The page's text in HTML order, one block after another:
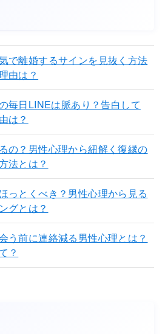
で離婚するサインを見抜く方法
由は？
毎日LINEは脈あり？告白して
は？
の？男性心理から紐解く復縁の
法とは？
っとくべき？男性心理から見る
グとは？
う前に連絡減る男性心理とは？
？